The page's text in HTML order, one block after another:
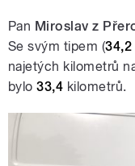
Pan Miroslavz
Se svým tipem (34,2
najetých kilometrů
bylo33,4 kilometrů.